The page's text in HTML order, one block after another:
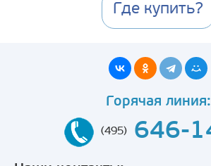
Где купить?
Горячая линия:
(495) 646-